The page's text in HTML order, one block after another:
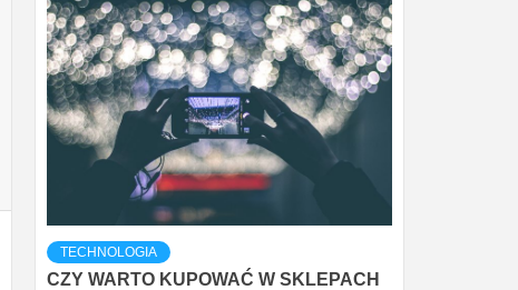
TECHNOLOGIA
CZY WARTO KUPOWAĆ W SKLEPACH